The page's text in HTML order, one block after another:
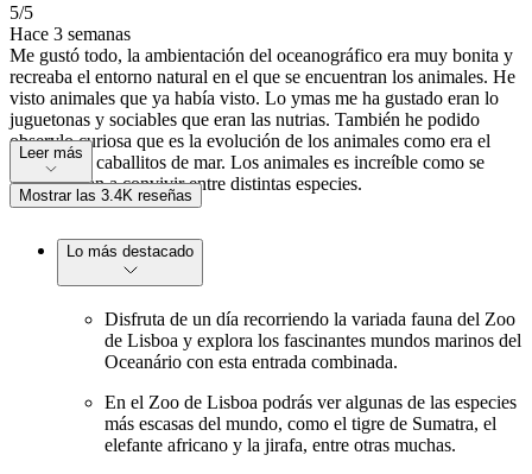
5/5
Hace 3 semanas
Me gustó todo, la ambientación del oceanográfico era muy bonita y
recreaba el entorno natural en el que se encuentran los animales. He
visto animales que ya había visto. Lo ymas me ha gustado eran lo
juguetonas y sociables que eran las nutrias. También he podido
obserylo curiosa que es la evolución de los animales como era el
caso de los caballitos de mar. Los animales es increíble como se
acostumbran a convivir entre distintas especies.
Leer más
Mostrar las 3.4K reseñas
Lo más destacado
Disfruta de un día recorriendo la variada fauna del Zoo
de Lisboa y explora los fascinantes mundos marinos del
Oceanário con esta entrada combinada.
En el Zoo de Lisboa podrás ver algunas de las especies
más escasas del mundo, como el tigre de Sumatra, el
elefante africano y la jirafa, entre otras muchas.